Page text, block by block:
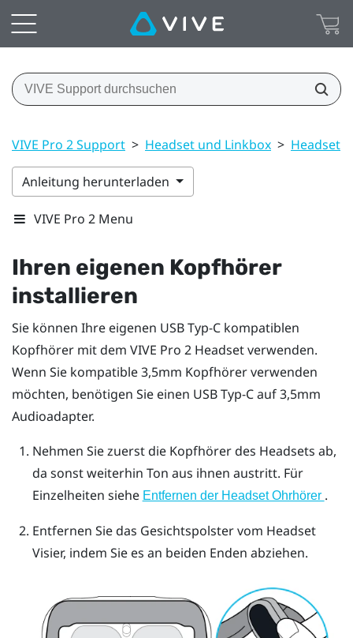
VIVE Pro 2 Support > Headset und Linkbox > Headset
Anleitung herunterladen
VIVE Pro 2 Menu
Ihren eigenen Kopfhörer
installieren
Sie können Ihre eigenen USB Typ-C kompatiblen
Kopfhörer mit dem VIVE Pro 2 Headsetverwenden.
Wenn Sie kompatible 3,5mm Kopfhörer verwenden
möchten, benötigen Sie einen USB Typ-Cauf 3,5mm
Audioadapter.
Nehmen Sie zuerst die Kopfhörer des Headsets ab,
da sonst weiterhin Ton aus ihnen austritt. Für
Einzelheiten siehe Entfernen der Headset Ohrhörer .
Entfernen Sie das Gesichtspolster vom Headset
Visier, indem Sie es an beiden Enden abziehen.